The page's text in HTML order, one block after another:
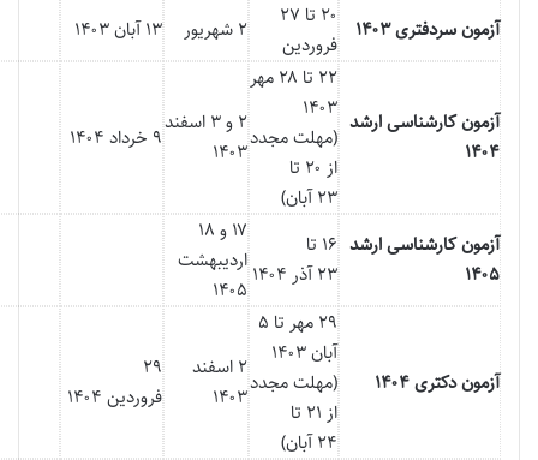
آزمون سردفتری ۱۴۰۳
۲۰ تا ۲۷
فروردین
۲ شهریور ۱۳ آبان ۱۴۰۳
آزمون کارشناسی ارشد
۱۴۰۴
۲۲ تا ۲۸ مهر
۱۴۰۳
(مهلت مجدد
از ۲۰ تا
۲۳ آبان)
۲ و ۳ اسفند
۱۴۰۳
۹ خرداد ۱۴۰۴
آزمون کارشناسی ارشد
۱۴۰۵
۱۶ تا
۲۳ آذر ۱۴۰۴
۱۷ و ۱۸
اردیبهشت
۱۴۰۵
آزمون دکتری ۱۴۰۴
۲۹ مهر تا ۵
آبان ۱۴۰۳
(مهلت مجدد
از ۲۱ تا
۲۴ آبان)
۲ اسفند
۱۴۰۳
۲۹
فروردین ۱۴۰۴